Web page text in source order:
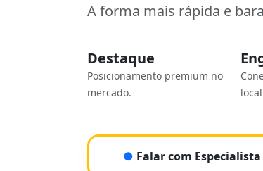
A forma mais rápida e
Destaque
Posicionamento premium no
mercado.
● Falar com Especialista